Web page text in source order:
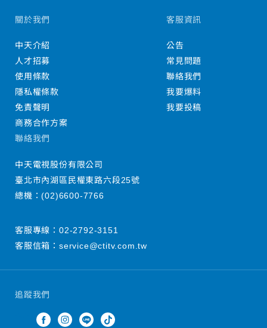
追蹤我們
關於我們
中天介紹
人才招募
使用條款
隱私權條款
免責聲明
商務合作方案
客服資訊
公告
常見問題
聯絡我們
我要爆料
我要投稿
聯絡我們
中天電視股份有限公司
臺北市內湖區民權東路六段25號
總機：(02)6600-7766
客服專線： 02-2792-3151
客服信箱： service@ctitv.com.tw